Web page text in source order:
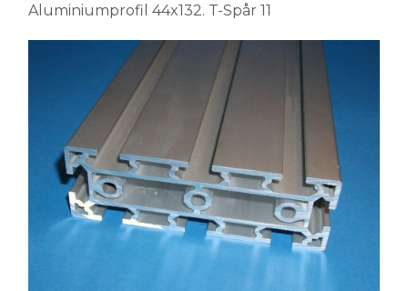
Aluminiumprofil 44x132. T-Spår 11